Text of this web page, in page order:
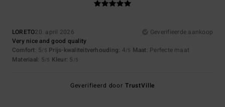
LORETO20. april 2026
Geverifieerde aankoop
Very nice and good quality
Comfort: 5/5 Prijs-kwaliteitverhouding: 4/5 Maat: Perfecte maat
Materiaal: 5/5 Kleur: 5 /5
Geverifieerd door TrustVille